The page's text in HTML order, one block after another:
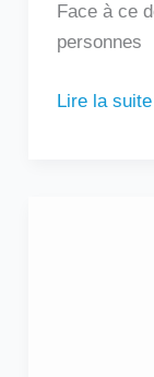
Face à ce
personnes
Lire la